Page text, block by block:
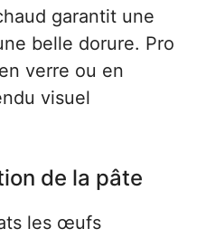
garantit une
belle dorure. Pro
verre ou en
visuel
de la pâte
les œufs